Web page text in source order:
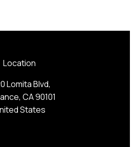
Location
Lomita Blvd,
CA 90101
States